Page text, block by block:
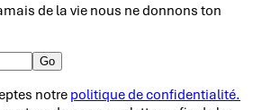
de la vie nous ne donnons ton
Go
notre politique de confidentialité.